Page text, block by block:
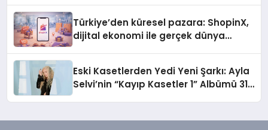
Türkiye’den küresel pazara: ShopinX,
dijital ekonomi ile gerçek dünya
Eski Kasetlerden Yedi Yeni Şarkı: Ayla
Selvi’nin “Kayıp Kasetler 1” Albümü 31